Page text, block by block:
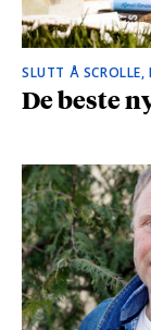
SLUTT Å SCROLLE,
De beste